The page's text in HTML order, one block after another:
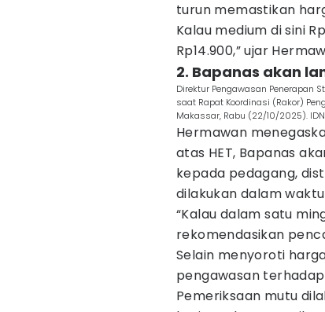
turun memastikan
Kalau medium di sini
Rp14.900,” ujar
2. Bapanas akan
Direktur Pengawasan Penerapan
saat Rapat Koordinasi (Rakor)
Makassar, Rabu (22/10/2025).
Hermawan
atas HET, Bapanas
kepada pedagang,
dilakukan dalam
“Kalau dalam satu
rekomendasikan
Selain menyoroti
pengawasan
Pemeriksaan mutu